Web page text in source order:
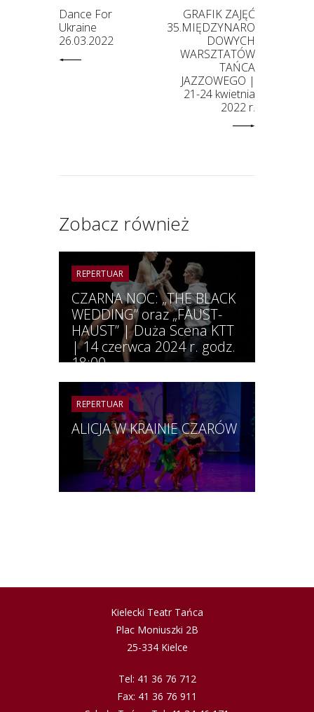
Dance For
Ukraine
26.03.2022
GRAFIK ZAJĘĆ
35.MIĘDZYNARO
DOWYCH
WARSZTATÓW
TAŃCA
JAZZOWEGO |
21-24 kwietnia
2022 r.
Zobacz również
REPERTUAR
CZARNA NOC: „THE BLACK
WEDDING” oraz „FAUST-
HAUST” | Duża Scena KTT
| 14 czerwca 2024 r. godz.
18:00
REPERTUAR
ALICJA W KRAINIE CZARÓW
Kielecki Teatr Tańca
Plac Moniuszki 2B
25-334 Kielce
Tel: 41 36 76 712
Fax: 41 36 76 911